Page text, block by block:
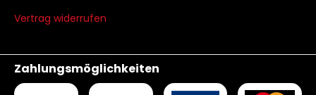
Vertrag widerrufen
Zahlungsmöglichkeiten